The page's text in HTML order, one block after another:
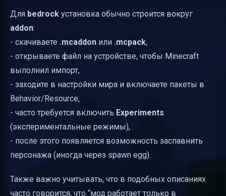
Для bedrock установка обычно строится вокруг
addon:
- скачиваете .mcaddon или .mcpack,
- открываете файл на устройстве, чтобы Minecraft
выполнил импорт,
- заходите в настройки мира и включаете пакеты в
Behavior/Resource,
- часто требуется включить Experiments
(экспериментальные режимы),
- после этого появляется возможность заспавнить
персонажа (иногда через spawn egg).
Также важно учитывать, что в подобных описаниях
часто говорится, что “мод работает только в